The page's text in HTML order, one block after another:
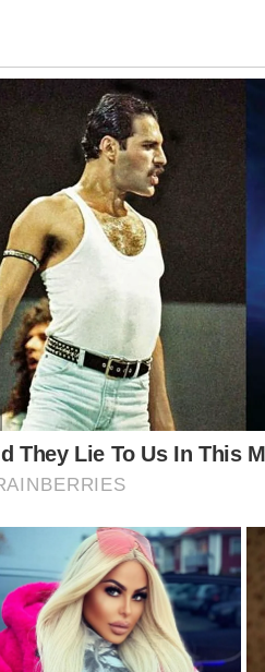
“Betul-betul koyak
tulis
Susulan daripada itu, Ikmal
mempertimbangkan untuk
undang-undang terhadap
duduk sebelah perokok
lagi merokok, hisap vape
Artikel Berkaitan:
Ikmal Hisham gesa